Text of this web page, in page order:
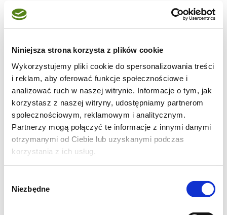
Niniejsza strona korzysta z plików cookie
Wykorzystujemy pliki cookie do spersonalizowania treści
i reklam, aby oferować funkcje społecznościowe i
analizować ruch w naszej witrynie. Informacje o tym, jak
korzystasz z naszej witryny, udostępniamy partnerom
społecznościowym, reklamowym i analitycznym.
Partnerzy mogą połączyć te informacje z innymi danymi
otrzymanymi od Ciebie lub uzyskanymi podczas
korzystania z ich usług.
zgody
Niezbędne
trudniejszy, ale bardzo ciekawy wypiek to
portugalski chleb wodny. Warto go upiec! A
bułeczki śniadaniowe.
Czas całkowity: 3 godz.
Czas wyrastania: 2 godz.
Czas wypieku: 40 min.